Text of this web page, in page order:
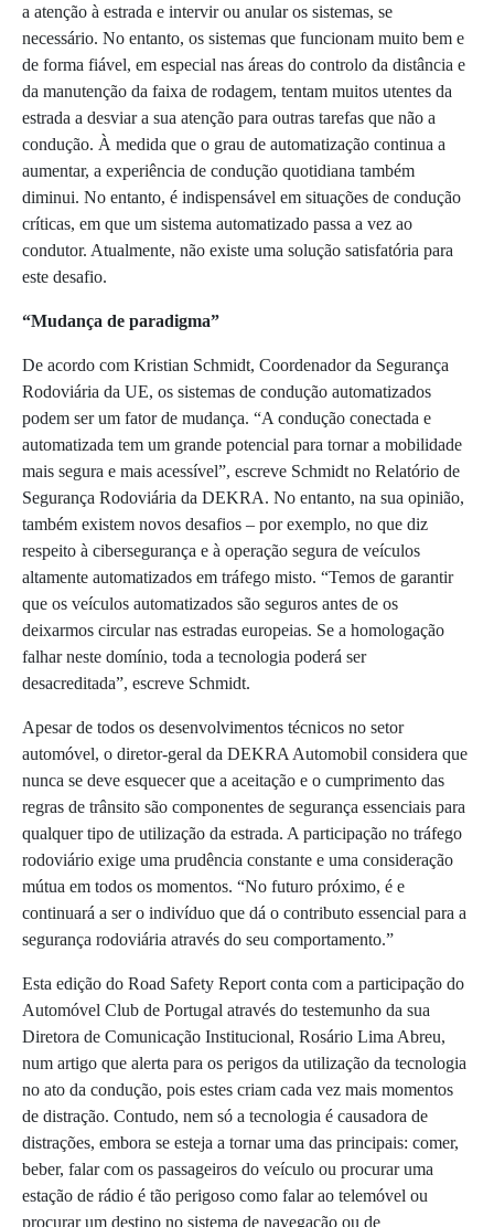
a atenção à estrada e intervir ou anular os sistemas, se
necessário. No entanto, os sistemas que funcionam muito bem e
de forma fiável, em especial nas áreas do controlo da distância e
da manutenção da faixa de rodagem, tentam muitos utentes da
estrada a desviar a sua atenção para outras tarefas que não a
condução. À medida que o grau de automatização continua a
aumentar, a experiência de condução quotidiana também
diminui. No entanto, é indispensável em situações de condução
críticas, em que um sistema automatizado passa a vez ao
condutor. Atualmente, não existe uma solução satisfatória para
este desafio.
“Mudança de paradigma”
De acordo com Kristian Schmidt, Coordenador da Segurança
Rodoviária da UE, os sistemas de condução automatizados
podem ser um fator de mudança. “A condução conectada e
automatizada tem um grande potencial para tornar a mobilidade
mais segura e mais acessível”, escreve Schmidt no Relatório de
Segurança Rodoviária da DEKRA. No entanto, na sua opinião,
também existem novos desafios – por exemplo, no que diz
respeito à cibersegurança e à operação segura de veículos
altamente automatizados em tráfego misto. “Temos de garantir
que os veículos automatizados são seguros antes de os
deixarmos circular nas estradas europeias. Se a homologação
falhar neste domínio, toda a tecnologia poderá ser
desacreditada”, escreve Schmidt.
Apesar de todos os desenvolvimentos técnicos no setor
automóvel, o diretor-geral da DEKRA Automobil considera que
nunca se deve esquecer que a aceitação e o cumprimento das
regras de trânsito são componentes de segurança essenciais para
qualquer tipo de utilização da estrada. A participação no tráfego
rodoviário exige uma prudência constante e uma consideração
mútua em todos os momentos. “No futuro próximo, é e
continuará a ser o indivíduo que dá o contributo essencial para a
segurança rodoviária através do seu comportamento.”
Esta edição do Road Safety Report conta com a participação do
Automóvel Club de Portugal através do testemunho da sua
Diretora de Comunicação Institucional, Rosário Lima Abreu,
num artigo que alerta para os perigos da utilização da tecnologia
no ato da condução, pois estes criam cada vez mais momentos
de distração. Contudo, nem só a tecnologia é causadora de
distrações, embora se esteja a tornar uma das principais: comer,
beber, falar com os passageiros do veículo ou procurar uma
estação de rádio é tão perigoso como falar ao telemóvel ou
procurar um destino no sistema de navegação ou de